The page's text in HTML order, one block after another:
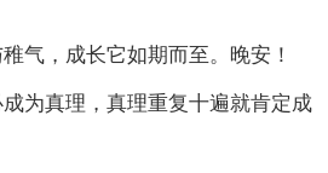
气，成长它如期而至。晚安！
为真理，真理重复十遍就肯定成